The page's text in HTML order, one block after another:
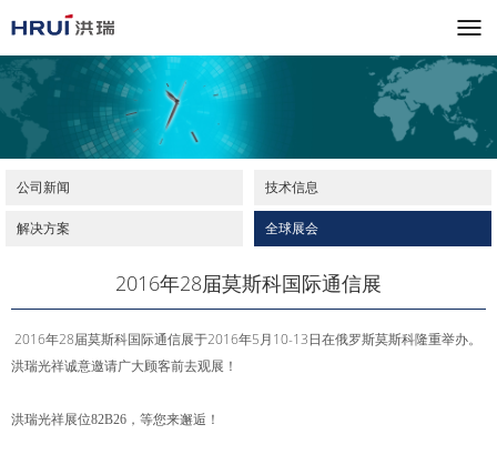
公司新闻 技术信息
解决方案 全球展会
2016年28届莫斯科国际通信展
2016年28届莫斯科国际通信展于2016年5月10-13日在俄罗斯莫斯科隆重举办。
洪瑞光祥诚意邀请广大顾客前去观展！
洪瑞光祥展位82B26，等您来邂逅！